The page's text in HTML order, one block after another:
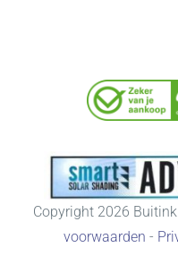
Copyright 2026
voorwaarden -